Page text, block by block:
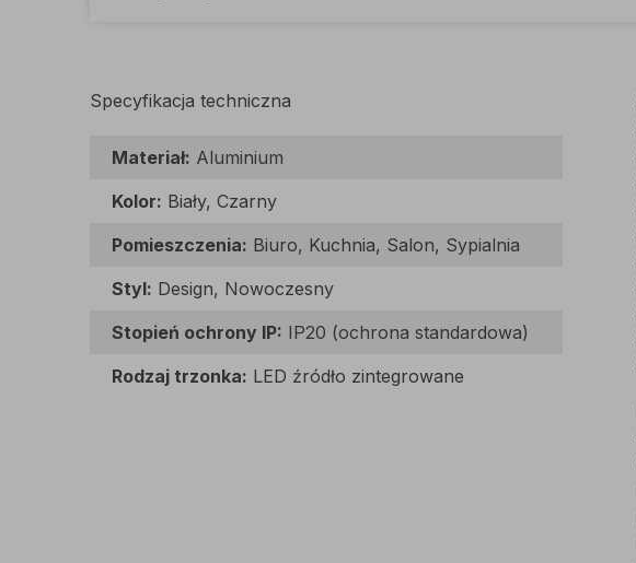
Specyfikacja techniczna
Materiał: Aluminium
Kolor: Biały, Czarny
Pomieszczenia: Biuro, Kuchnia, Salon, Sypialnia
Styl: Design, Nowoczesny
Stopień ochrony IP: IP20 (ochrona standardowa)
Rodzaj trzonka: LED źródło zintegrowane